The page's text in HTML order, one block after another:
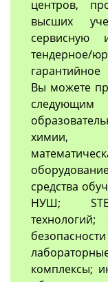
центров,
высших
сервисную
тендерное/
Вы можете
следующим
химии,
средства
НУШ;
комплексы;